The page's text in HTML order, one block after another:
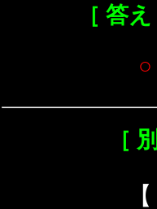
［ 答
○
［
【